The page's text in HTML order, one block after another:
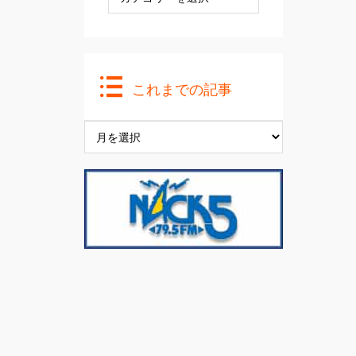
カ
これまでの記事
こ
の
記
事